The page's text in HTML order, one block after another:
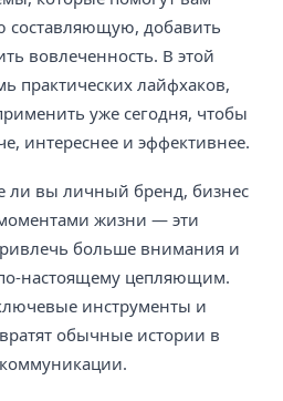
составляющую, добавить
вовлеченность. В этой
практических лайфхаков,
уже сегодня, чтобы
интереснее и эффективнее.
ли вы личный бренд, бизнес
жизни — эти
больше внимания и
настоящему цепляющим.
инструменты и
обычные истории в